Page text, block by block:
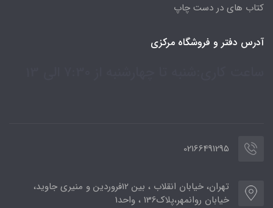
کتاب های در دست چاپ
آدرس دفتر و فروشگاه مرکزی
02166491295
تهران، خیابان انقلاب ، بین 12فروردین و منیری جاوید،
خیابان روانمهر،پلاک136 ، واحد1